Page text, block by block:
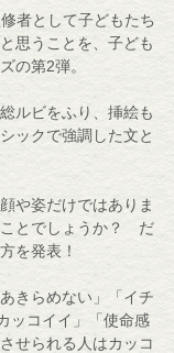
者として子どもたち
思うことを、子ども
の第2弾。
ルビをふり、挿絵も
ックで強調した文と
や姿だけではありま
ことでしょうか？ だ
を発表！
きらめない」「イチ
ッコイイ」「使命感
せられる人はカッコ